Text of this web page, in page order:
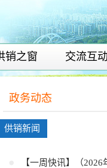
销之窗 交流互动
政务动态
供销新闻
【一周快讯】（2026